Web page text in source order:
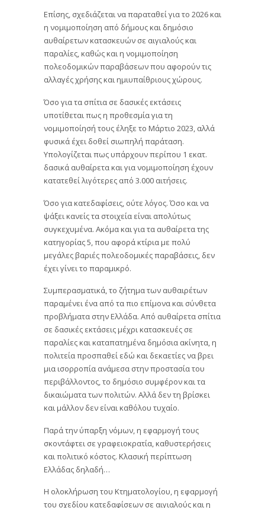
Επίσης, σχεδιάζεται να παραταθεί για το 2026 και
η νομιμοποίηση από δήμους και δημόσιο
αυθαίρετων κατασκευών σε αιγιαλούς και
παραλίες, καθώς και η νομιμοποίηση
πολεοδομικών παραβάσεων που αφορούν τις
αλλαγές χρήσης και ημιυπαίθριους χώρους.
Όσο για τα σπίτια σε δασικές εκτάσεις
υποτίθεται πως η προθεσμία για τη
νομιμοποίησή τους έληξε το Μάρτιο 2023, αλλά
φυσικά έχει δοθεί σιωπηλή παράταση.
Υπολογίζεται πως υπάρχουν περίπου 1 εκατ.
δασικά αυθαίρετα και για νομιμοποίηση έχουν
κατατεθεί λιγότερες από 3.000 αιτήσεις.
Όσο για κατεδαφίσεις, ούτε λόγος. Όσο και να
ψάξει κανείς τα στοιχεία είναι απολύτως
συγκεχυμένα. Ακόμα και για τα αυθαίρετα της
κατηγορίας 5, που αφορά κτίρια με πολύ
μεγάλες βαριές πολεοδομικές παραβάσεις, δεν
έχει γίνει το παραμικρό.
Συμπερασματικά, το ζήτημα των αυθαιρέτων
παραμένει ένα από τα πιο επίμονα και σύνθετα
προβλήματα στην Ελλάδα. Από αυθαίρετα σπίτια
σε δασικές εκτάσεις μέχρι κατασκευές σε
παραλίες και καταπατημένα δημόσια ακίνητα, η
πολιτεία προσπαθεί εδώ και δεκαετίες να βρει
μια ισορροπία ανάμεσα στην προστασία του
περιβάλλοντος, το δημόσιο συμφέρον και τα
δικαιώματα των πολιτών. Αλλά δεν τη βρίσκει
και μάλλον δεν είναι καθόλου τυχαίο.
Παρά την ύπαρξη νόμων, η εφαρμογή τους
σκοντάφτει σε γραφειοκρατία, καθυστερήσεις
και πολιτικό κόστος. Κλασική περίπτωση
Ελλάδας δηλαδή…
Η ολοκλήρωση του Κτηματολογίου, η εφαρμογή
του σχεδίου κατεδαφίσεων σε αιγιαλούς και η